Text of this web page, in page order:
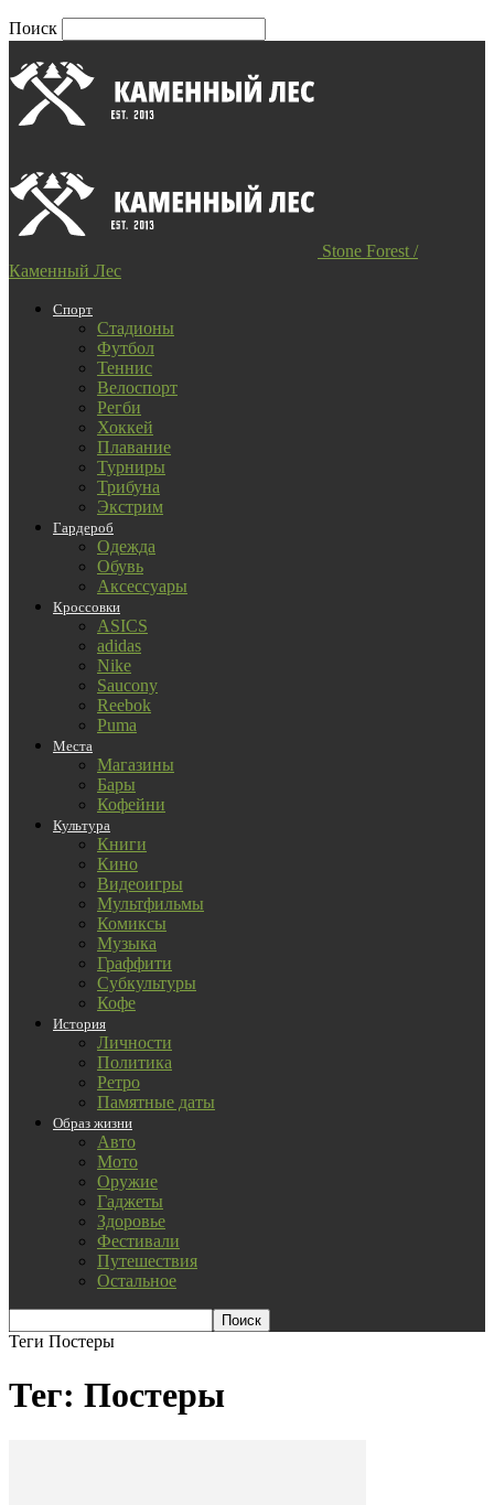
Поиск
Stone Forest /
Каменный Лес
Спорт
Стадионы
Футбол
Теннис
Велоспорт
Регби
Хоккей
Плавание
Турниры
Трибуна
Экстрим
Гардероб
Одежда
Обувь
Аксессуары
Кроссовки
ASICS
adidas
Nike
Saucony
Reebok
Puma
Места
Магазины
Бары
Кофейни
Культура
Книги
Кино
Видеоигры
Мультфильмы
Комиксы
Музыка
Граффити
Субкультуры
Кофе
История
Личности
Политика
Ретро
Памятные даты
Образ жизни
Авто
Мото
Оружие
Гаджеты
Здоровье
Фестивали
Путешествия
Остальное
Теги Постеры
Тег: Постеры